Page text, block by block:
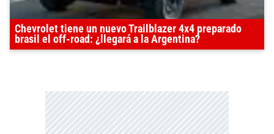
Chevrolet tiene un nuevo Trailblazer 4x4 preparado
brasil el off-road: ¿llegará a la Argentina?